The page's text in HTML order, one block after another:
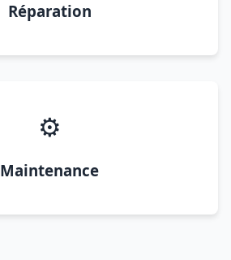
Réparation
⚙️
Maintenance